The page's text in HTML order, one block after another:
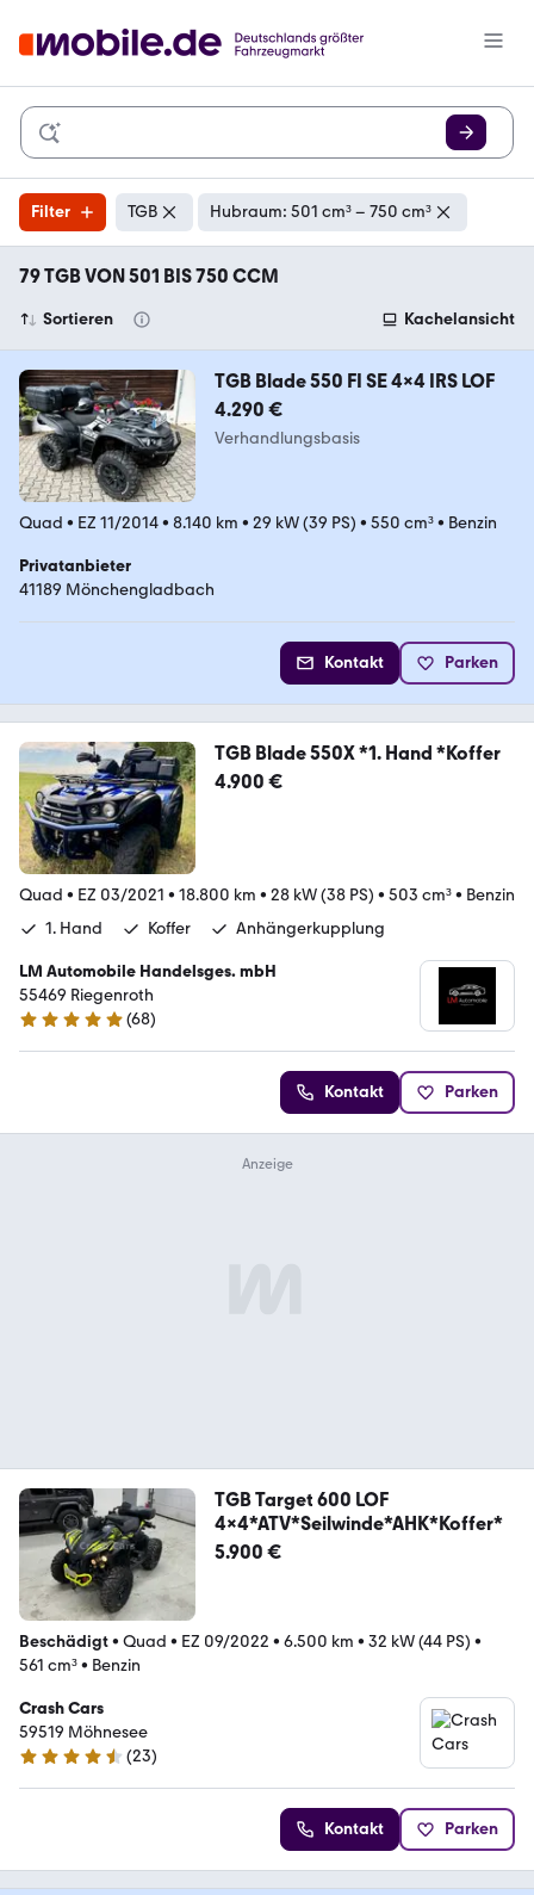
Filter TGB Hubraum: 501 cm³ – 750 cm³
79 TGB VON 501 BIS 750 CCM
Sortieren Kachelansicht
TGB Blade 550 FI SE 4x4 IRS LOF
4.290 €
Verhandlungsbasis
Quad • EZ 11/2014• 8.140 km • 29 kW (39 PS) • 550 cm³• Benzin
Privatanbieter
41189 Mönchengladbach
Kontakt Parken
TGB Blade 550X *1. Hand *Koffer
4.900 €
Quad • EZ 03/2021 • 18.800 km • 28 kW (38 PS) • 503 cm³• Benzin
1. Hand
Koffer Anhängerkupplung
LM Automobile Handelsges. mbH
55469 Riegenroth
5 Sterne
(68)
Kontakt Parken
TGB Target 600 LOF
4x4*ATV*Seilwinde*AHK*Koffer*
5.900 €
Beschädigt• Quad • EZ 09/2022 • 6.500 km • 32 kW (44 PS) •
561 cm³• Benzin
Crash Cars
59519 Möhnesee
4.7 Sterne
(23)
Kontakt Parken